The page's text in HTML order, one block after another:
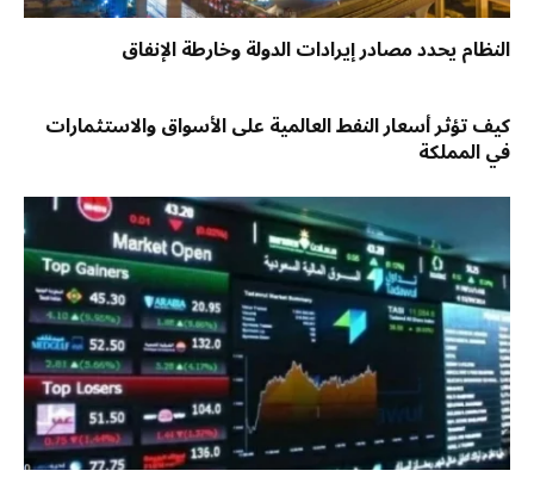
النظام يحدد مصادر إيرادات الدولة وخارطة الإنفاق
كيف تؤثر أسعار النفط العالمية على الأسواق والاستثمارات
في المملكة